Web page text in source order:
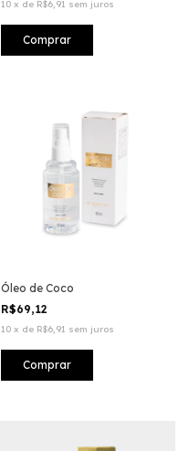
10 x de R$6,91 sem juros
Óleo de Coco
R$69,12
10 x de R$6,91 sem juros